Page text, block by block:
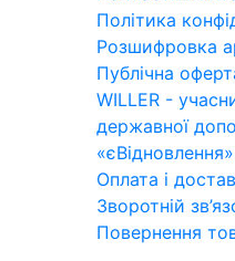
Політика
Розшифровка
Публічна
WILLER -
державної
Оплата і
Зворотній
Повернення